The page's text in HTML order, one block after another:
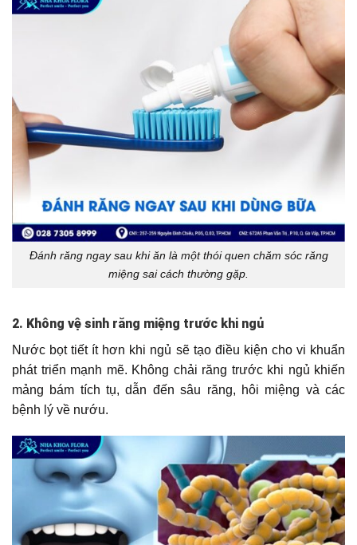
Đánh răng ngay sau khi ăn là một thói quen chăm sóc răng
miệng sai cách thường gặp.
2. Không vệ sinh răng miệng trước khi ngủ
Nước bọt tiết ít hơn khi ngủ sẽ tạo điều kiện cho vi khuẩn
phát triển mạnh mẽ. Không chải răng trước khi ngủ khiến
mảng bám tích tụ, dẫn đến sâu răng, hôi miệng và các
bệnh lý về nướu.